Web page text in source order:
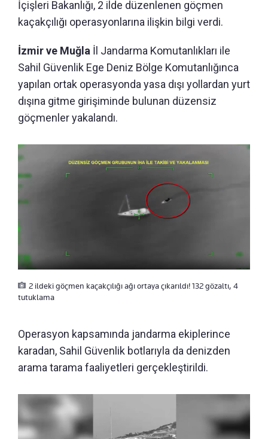
İçişleri Bakanlığı, 2 ilde düzenlenen göçmen
kaçakçılığı operasyonlarına ilişkin bilgi verdi.
İzmir ve Muğla İl Jandarma Komutanlıkları ile
Sahil Güvenlik Ege Deniz Bölge Komutanlığınca
yapılan ortak operasyonda yasa dışı yollardan yurt
dışına gitme girişiminde bulunan düzensiz
göçmenler yakalandı.
2 ildeki göçmen kaçakçılığı ağı ortaya çıkarıldı! 132 gözaltı, 4
tutuklama
Operasyon kapsamında jandarma ekiplerince
karadan, Sahil Güvenlik botlarıyla da denizden
arama tarama faaliyetleri gerçekleştirildi.